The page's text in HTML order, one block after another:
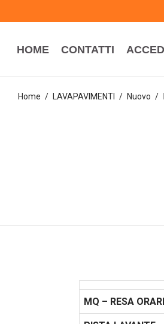
HOME CONTATTI
Home / LAVAPAVIMENTI / Nuovo /
MQ – RESA
HOME
ACCEDI